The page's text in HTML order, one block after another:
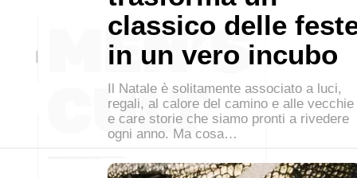
classico delle
in un vero incubo
Il Natale è solitamente associato a luci,
regali, al calore del camino e alle vecchie
e care storie che siamo pronti a rivedere
ogni anno. Ma cosa…